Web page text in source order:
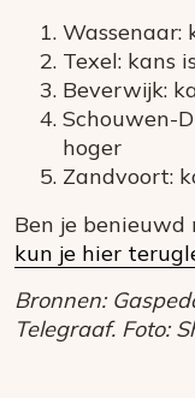
Wassenaar:
Texel: kans
Beverwijk:
Schouwen-
hoger
Zandvoort:
Ben je benieuwd
kun je hier
Bronnen:
Telegraaf. Foto: